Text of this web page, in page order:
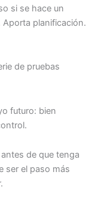
si se hace un
Aporta planificación.
de pruebas
futuro: bien
de que tenga
ser el paso más